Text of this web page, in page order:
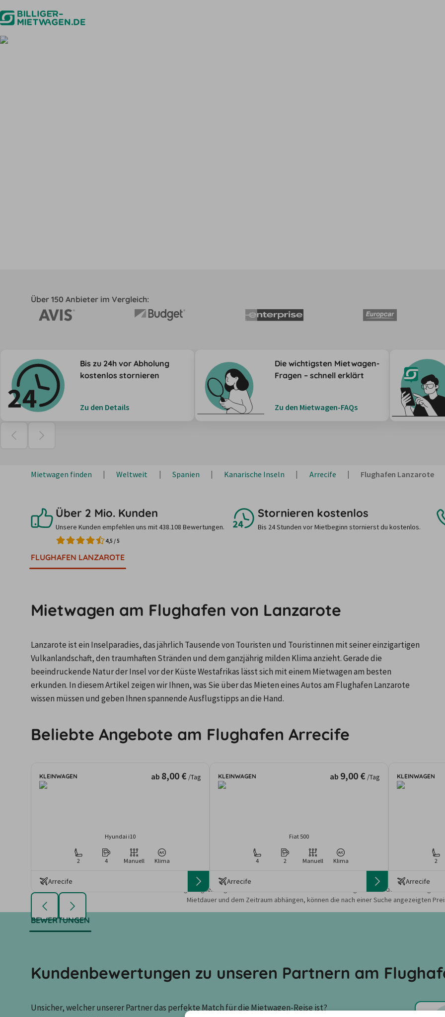
Über 150 Anbieter im Vergleich:
Bis zu 24h vor Abholung
kostenlos stornieren
Zu den Details
Die wichtigsten Mietwagen-
Fragen – schnell erklärt
Zu den Mietwagen-FAQs
Mietwagen finden Weltweit Spanien Kanarische Inseln Arrecife Flughafen Lanzarote
Über 2 Mio. Kunden
Unsere Kunden empfehlen uns mit 438.108 Bewertungen.
4,5 /5
Stornieren kostenlos
Bis 24 Stunden vor Mietbeginn stornierst du kostenlos.
FLUGHAFEN LANZAROTE
Mietwagen am Flughafen von Lanzarote
Lanzarote ist ein Inselparadies, das jährlich Tausende von Touristen und Touristinnen mit seiner einzigartigen
Vulkanlandschaft, den traumhaften Stränden und dem ganzjährig milden Klima anzieht. Gerade die
beeindruckende Natur der Insel vor der Küste Westafrikas lässt sich mit einem Mietwagen am besten
erkunden. In diesem Artikel zeigen wir Ihnen, was Sie über das Mieten eines Autos am Flughafen Lanzarote
wissen müssen und geben Ihnen spannende Ausflugstipps an die Hand.
Beliebte Angebote am Flughafen Arrecife
KLEINWAGEN ab 8,00 € /Tag
Hyundai i10
2 4 Manuell Klima
Arrecife
KLEINWAGEN ab 9,00 € /Tag
Fiat 500
4 2 Manuell Klima
Arrecife
KLEINWAGEN
2
Arrecife
Die angezeigten Angebote und Preise basieren auf den Suchergebnissen der letzten Tage.
Mietdauer und dem Zeitraum abhängen, können die nach einer Suche angezeigten
BEWERTUNGEN
Kundenbewertungen zu unseren Partnern am
Unsicher, welcher unserer Partner das perfekte Match für die Mietwagen-Reise ist?